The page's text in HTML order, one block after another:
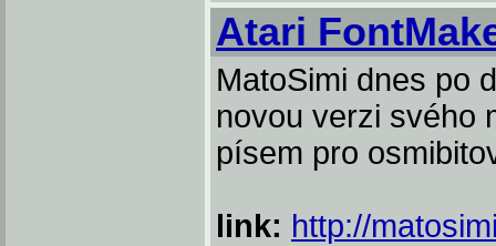
Atari
MatoSimi dnes po
novou verzi svého
písem pro
link: http://